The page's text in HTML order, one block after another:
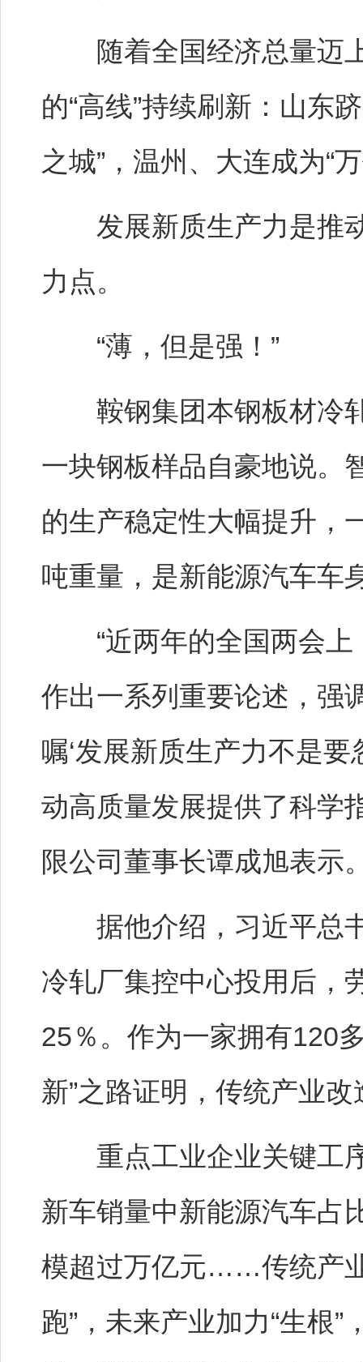
随着全国经济总量迈上
的“高线”持续刷新：山东
之城”，温州、大连成为
发展新质生产力是推动
力点。
“薄，但是强！”
鞍钢集团本钢板材冷轧
一块钢板样品自豪地说。
的生产稳定性大幅提升，
吨重量，是新能源汽车车
“近两年的全国两会上
作出一系列重要论述，强
嘱‘发展新质生产力不是
动高质量发展提供了科学
限公司董事长谭成旭表示
据他介绍，习近平总书
冷轧厂集控中心投用后，
25％。作为一家拥有120
新”之路证明，传统产业
重点工业企业关键工序
新车销量中新能源汽车占
模超过万亿元……传统产业
跑”，未来产业加力“生根